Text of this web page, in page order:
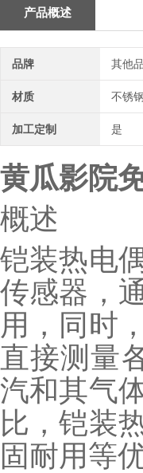
产品概述
品牌 其他
材质 不锈
加工定制 是
黄瓜影院
概述
铠装热电
传感器，
用，同时
直接测量
汽和其气
比，铠装
固耐用等